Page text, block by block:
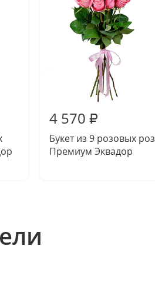
4 570 ₽
Букет из 9 розовых роз
Премиум Эквадор